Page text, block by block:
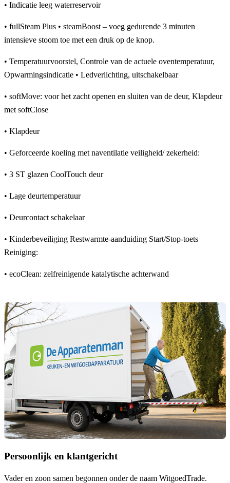
• Indicatie leeg waterreservoir
• fullSteam Plus • steamBoost – voeg gedurende 3 minuten
intensieve stoom toe met een druk op de knop.
• Temperatuurvoorstel, Controle van de actuele oventemperatuur,
Opwarmingsindicatie • Ledverlichting, uitschakelbaar
• softMove: voor het zacht openen en sluiten van de deur, Klapdeur
met softClose
• Klapdeur
• Geforceerde koeling met naventilatie veiligheid/ zekerheid:
• 3 ST glazen CoolTouch deur
• Lage deurtemperatuur
• Deurcontact schakelaar
• Kinderbeveiliging Restwarmte-aanduiding Start/Stop-toets
Reiniging:
• ecoClean: zelfreinigende katalytische achterwand
Persoonlijk en klantgericht
Vader en zoon samen begonnen onder de naam WitgoedTrade.